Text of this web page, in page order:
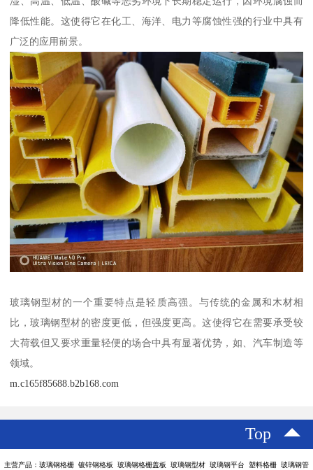
降低性能。这使得它在化工、海洋、电力等腐蚀性强的行业中具有
广泛的应用前景。
玻璃钢型材的一个重要特点是轻质高强。与传统的金属和木材相
比，玻璃钢型材的密度更低，但强度更高。这使得它在需要承受较
大荷载但又要求重量轻便的场合中具有显著优势，如、汽车制造等
领域。
m.c165f85688.b2b168.com
Top
主营产品：玻璃钢格栅 镀锌钢格板 玻璃钢格栅盖板 玻璃钢型材 玻璃钢平台 塑料格栅 玻璃钢管